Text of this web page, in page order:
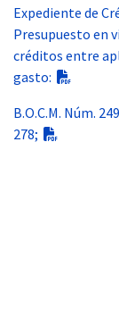
Expediente de
Presupuesto en
créditos entre
gasto:
B.O.C.M. Núm.
278;